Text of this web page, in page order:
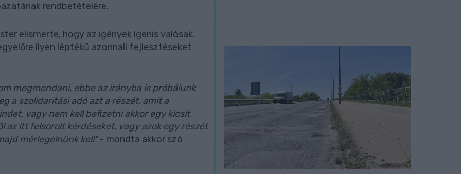
rendbetételére.
elismerte, hogy az igények igenis valósak.
ilyen léptékű azonnali fejlesztéseket
megmondani, ebbe az irányba is próbálunk
a szolidaritási adó azt a részét, amit a
vagy nem kell befizetni akkor egy kicsit
az itt felsorolt kérdéseket, vagy azok egy részét
mérlegelnünk kell"- mondta akkor szó